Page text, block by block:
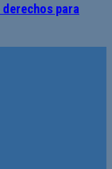
derechos para